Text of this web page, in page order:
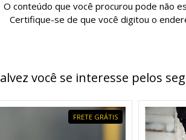
O conteúdo que você procurou pode não
Certifique-se de que você digitou o
você se interesse pelos
FRETE GRÁTIS